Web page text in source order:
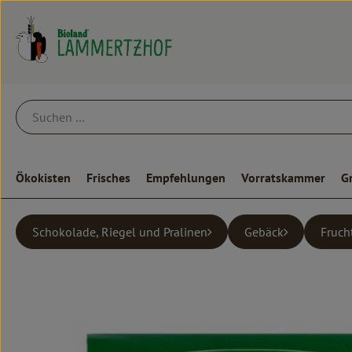
Ökokisten Frisches Empfehlungen Vorratskammer
Schokolade, Riegel und Pralinen Gebäck